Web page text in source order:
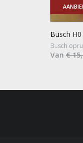
Busch
Busch
Van €